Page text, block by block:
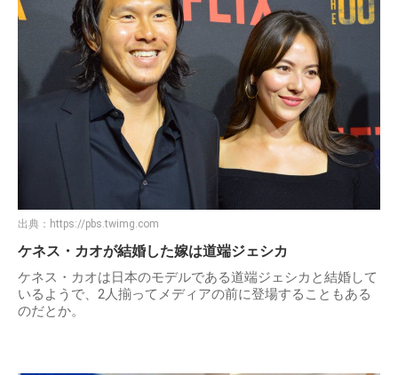
出典： https://pbs.twimg.com
ケネス・カオが結婚した嫁は道端ジェシカ
ケネス・カオは日本のモデルである道端ジェシカと結婚して
いるようで、2人揃ってメディアの前に登場することもある
のだとか。